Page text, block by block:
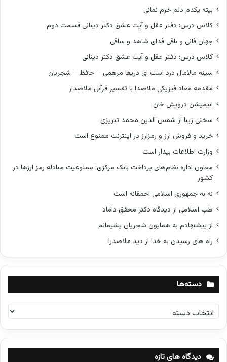
بیته یکدم دلم خرم نمانی
کلاس درس: دفتر عقل و آیت عشق دکتر دینانی قسمت دوم
جهان فانی و باقی فدای شاهد و ساقی
کلاس درس: دفتر عقل و آیت عشق دکتر دینانی
سینه مالامال درد است ای دریغا مرهمی – حافظ – شجریان
مقدمه معاد فیزیکی ملاصدا با تفسیر قرآنی ملاصدار
انیمیشن درویش خان
سخنی زیبا از شمس الدین محمد تبریزی
خرید و فروش ارز و رمزارز در اینترنت ممنوع است
وزارت اطلاعات بیدار است
معاون اداره نظام‌های پرداخت بانک مرکزی: ممنوعیت مبادله رمز ارزها در
کشور
نه به جمهوری اسلامی احمقانه است
طب اسلامی از دیدگاه دکتر محقق داماد
از پیشنهادم به همایون شجریان پشیمانم
راه های رسیدن به خدا از دید ملاصدرا
دسته‌ها
س
ت
ه‌
ه
دیدگاه های تازه